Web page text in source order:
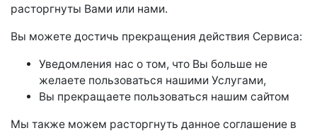
расторгнуты Вами или нами.
Вы можете достичь прекращения действия Сервиса:
Уведомления нас о том, что Вы больше не
желаете пользоваться нашими Услугами,
Вы прекращаете пользоваться нашим сайтом
Мы также можем расторгнуть данное соглашение в